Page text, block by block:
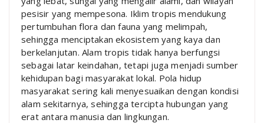
pesisir yang mempesona. Iklim tropis mendukung
pertumbuhan flora dan fauna yang melimpah,
sehingga menciptakan ekosistem yang kaya dan
berkelanjutan. Alam tropis tidak hanya berfungsi
sebagai latar keindahan, tetapi juga menjadi sumber
kehidupan bagi masyarakat lokal. Pola hidup
masyarakat sering kali menyesuaikan dengan kondisi
alam sekitarnya, sehingga tercipta hubungan yang
erat antara manusia dan lingkungan.